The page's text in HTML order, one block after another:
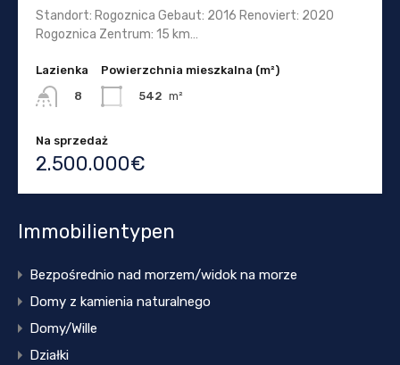
Standort: Rogoznica Gebaut: 2016 Renoviert: 2020
Rogoznica Zentrum: 15 km…
Lazienka
8
Powierzchnia mieszkalna (m²)
542 m²
Na sprzedaż
2.500.000€
Immobilientypen
Bezpośrednio nad morzem/widok na morze
Domy z kamienia naturalnego
Domy/Wille
Działki